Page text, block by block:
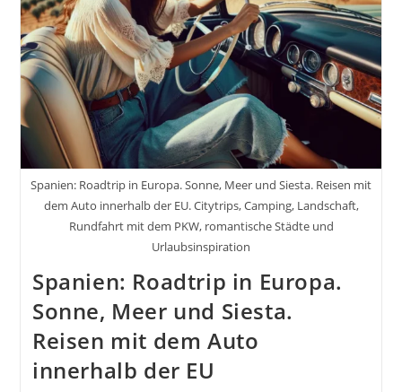
Spanien: Roadtrip in Europa. Sonne, Meer und Siesta. Reisen mit
dem Auto innerhalb der EU. Citytrips, Camping, Landschaft,
Rundfahrt mit dem PKW, romantische Städte und
Urlaubsinspiration
Spanien: Roadtrip in Europa.
Sonne, Meer und Siesta.
Reisen mit dem Auto
innerhalb der EU